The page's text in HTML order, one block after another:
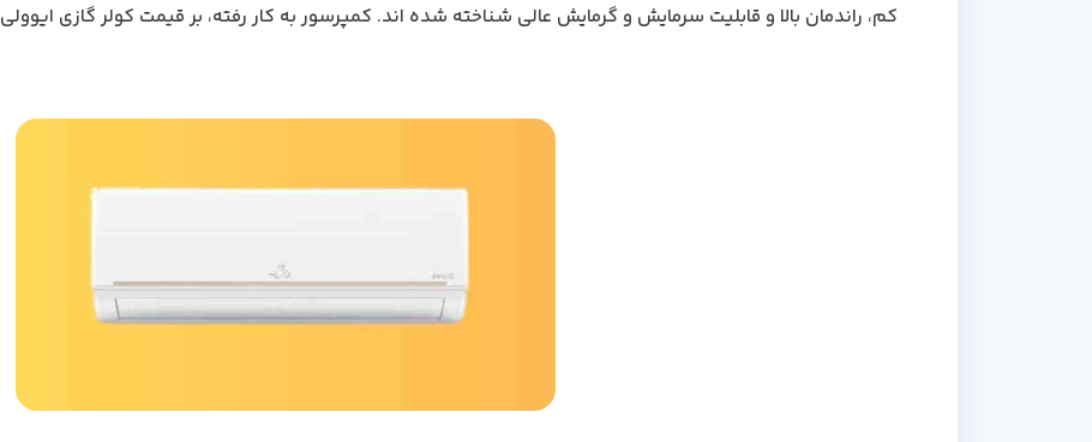
کم، راندمان بالا و قابلیت سرمایش و گرمایش عالی شناخته شده اند. کمپرسور به کار رفته، بر قیمت کولر گازی ایوولی 30000 موثر خواهد بود.